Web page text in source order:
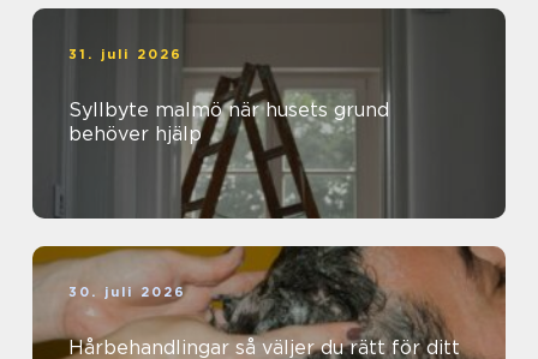
31. juli 2026
Syllbyte malmö när husets grund
behöver hjälp
30. juli 2026
Hårbehandlingar så väljer du rätt för ditt